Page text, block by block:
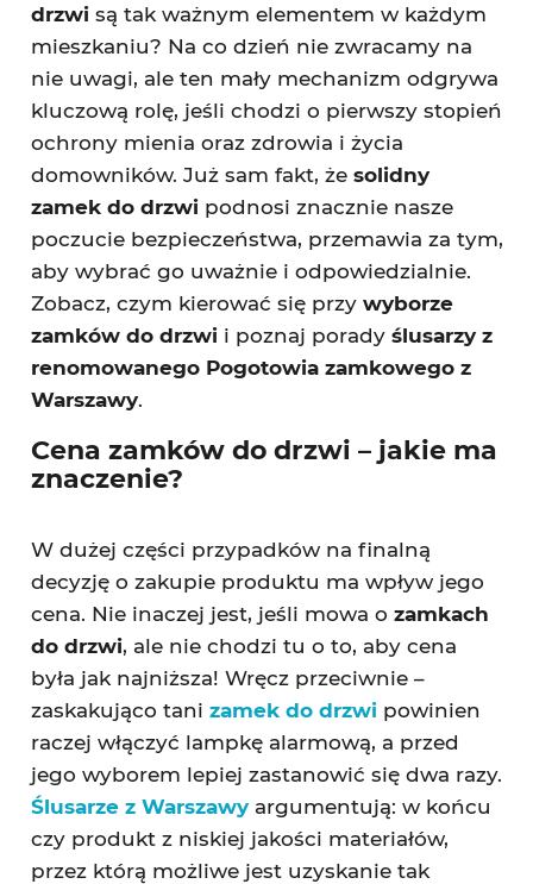
drzwi są tak ważnym elementem w każdym
mieszkaniu? Na co dzień nie zwracamy na
nie uwagi, ale ten mały mechanizm odgrywa
kluczową rolę, jeśli chodzi o pierwszy stopień
ochrony mienia oraz zdrowia i życia
domowników. Już sam fakt, że solidny
zamek do drzwipodnosi znacznie nasze
poczucie bezpieczeństwa, przemawia za tym,
aby wybrać go uważnie i odpowiedzialnie.
Zobacz, czym kierować się przy wyborze
zamków do drzwii poznaj porady ślusarzy z
renomowanego Pogotowia zamkowego z
Warszawy.
Cena zamków do drzwi – jakie ma
znaczenie?
W dużej części przypadków na finalną
decyzję o zakupie produktu ma wpływ jego
cena. Nie inaczej jest, jeśli mowa o zamkach
do drzwi, ale nie chodzi tu o to, aby cena
była jak najniższa! Wręcz przeciwnie –
zaskakująco tani zamek do drzwipowinien
raczej włączyć lampkę alarmową, a przed
jego wyborem lepiej zastanowić się dwa razy.
Ślusarze z Warszawyargumentują: w końcu
czy produkt z niskiej jakości materiałów,
przez którą możliwe jest uzyskanie tak